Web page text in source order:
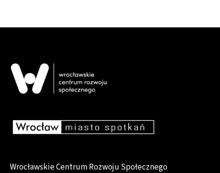
Wrocławskie Centrum Rozwoju Społecznego